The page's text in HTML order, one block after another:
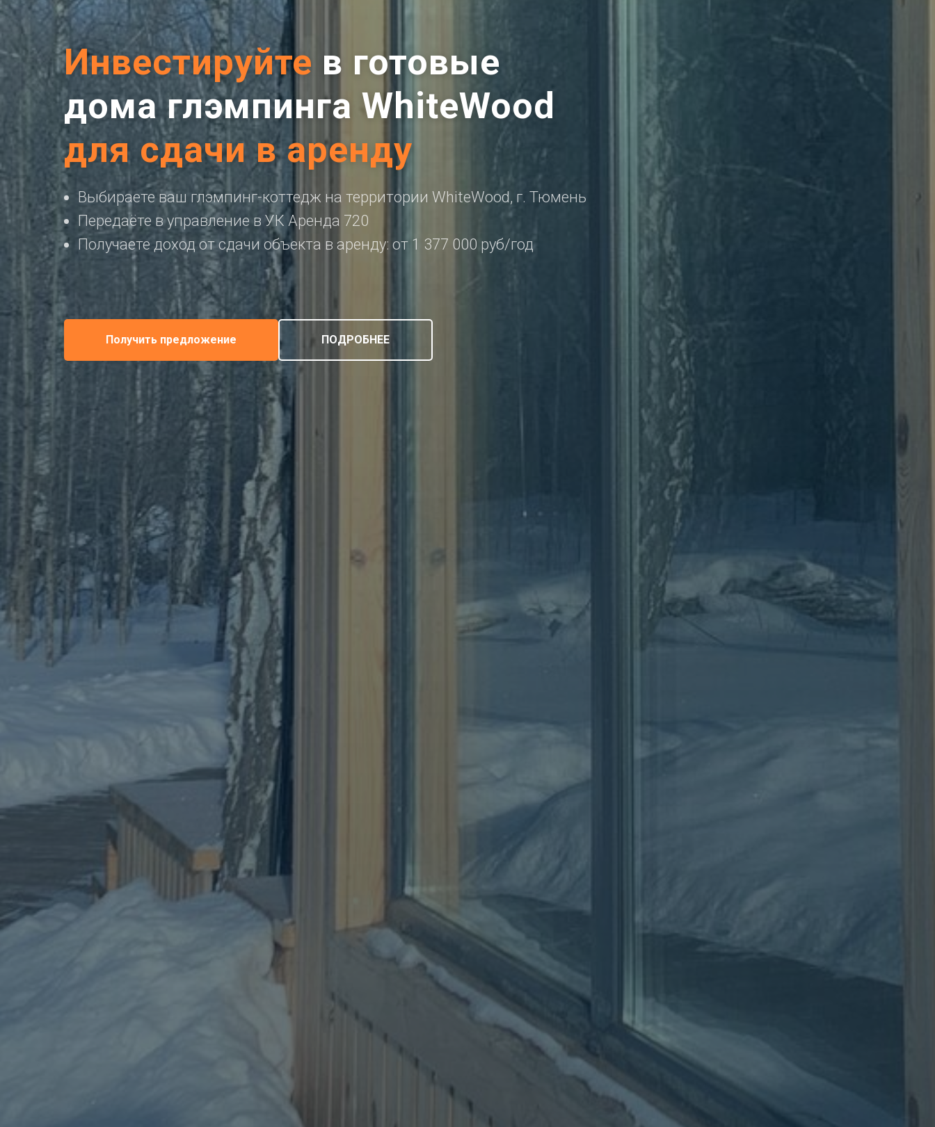
Инвестируйте в готовые
дома глэмпинга WhiteWood
для сдачи в аренду
Выбираете ваш глэмпинг-коттедж на территории WhiteWood, г. Тюмень
Передаёте в управление в УК Аренда 720
Получаете доход от сдачи объекта в аренду: от 1 377 000 руб/год
Получить предложение ПОДРОБНЕЕ